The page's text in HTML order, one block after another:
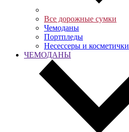
Все дорожные сумки
Чемоданы
Портпледы
Несессеры и косметички
ЧЕМОДАНЫ